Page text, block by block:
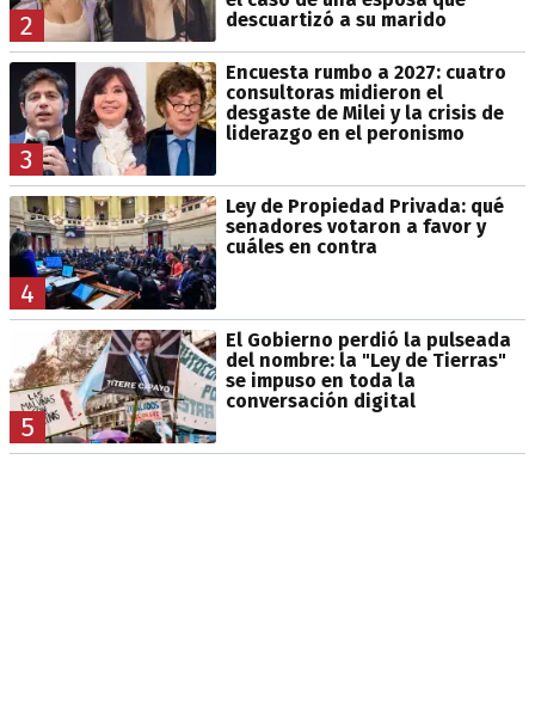
2
descuartizó a su marido
3
Encuesta rumbo a 2027: cuatro
consultoras midieron el
desgaste de Milei y la crisis de
liderazgo en el peronismo
4
Ley de Propiedad Privada: qué
senadores votaron a favor y
cuáles en contra
5
El Gobierno perdió la pulseada
del nombre: la "Ley de Tierras"
se impuso en toda la
conversación digital